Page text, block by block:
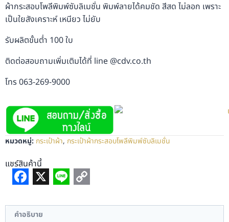
ผ้ากระสอบโพลีพิมพ์ซับลิเมชั่น พิมพ์ลายได้คมชัด สีสด ไม่ลอก เพราะ
เป็นใยสังเคราะห์ เหนียว ไม่ยับ
รับผลิตขั้นต่ำ 100 ใบ
ติดต่อสอบถามเพิ่มเติมได้ที่ line @cdv.co.th
โทร 063-269-9000
หมวดหมู่: กระเป๋าผ้า, กระเป๋าผ้ากระสอบโพลีพิมพ์ซับลิเมชั่น
แชร์สินค้านี้
Facebook
X LineCopy
Link
คำอธิบาย